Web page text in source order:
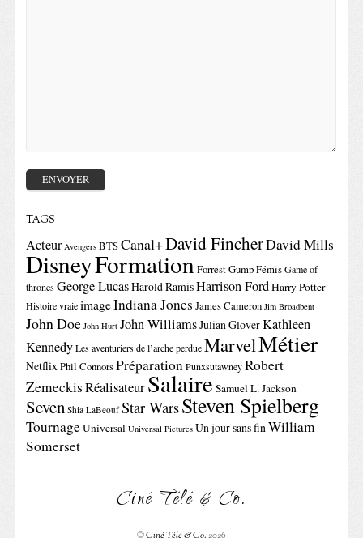
TAGS
Acteur Avengers BTSCanal+David FincherDavid Mills
DisneyFormationForrest GumpFémis Game of
thrones George LucasHarold RamisHarrison FordHarry Potter
Histoire vraie imageIndiana Jones James Cameron Jim Broadbent
John Doe John Hurt John WilliamsJulian GloverKathleen
Kennedy Les aventuriers de l’arche perdue MarvelMétier
NetflixPhil ConnorsPréparation Punxsutawney Robert
ZemeckisRéalisateurSalaire Samuel L. Jackson
Seven Shia LaBeouf Star WarsSteven Spielberg
TournageUniversal Universal Pictures Un jour sans finWilliam
Somerset
Ciné Télé & Co.